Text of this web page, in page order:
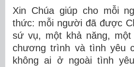
Xin Chúa giúp cho mỗi
thức: mỗi người đã được
sứ vụ, một khả năng,
chương trình và tình yêu
không ai ở ngoài tình